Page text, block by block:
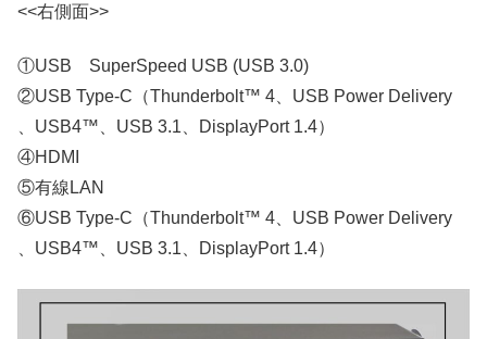
<<右側面>>
①USB SuperSpeed USB (USB 3.0)
②USB Type-C（Thunderbolt™ 4、USB Power Delivery
、USB4™、USB 3.1、DisplayPort 1.4）
④HDMI
⑤有線LAN
⑥USB Type-C（Thunderbolt™ 4、USB Power Delivery
、USB4™、USB 3.1、DisplayPort 1.4）